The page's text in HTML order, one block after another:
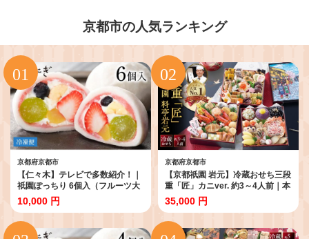
京都市の人気ランキング
京都府京都市
【仁々木】テレビで多数紹介！｜
祇園ぽっちり 6個入（フルーツ大
福/祇をんににぎ）［ 京都 祇園 ス
イーツ お菓子 人気 おすすめ フル
ーツ 果物 くだもの おいしい 可愛
い いちご あまおう ぶどう 栗 ギフ
10,000 円
京都府京都市
【京都祇園 岩元】冷蔵おせち三段
重「匠」カニver. 約3～4人前｜本
格 料亭おせち 毎年完売必至 人気
［ 京都 祇園 老舗 料亭 完売必至の
大人気おせち おすすめ 三段重 3人
4人 2027 正月 お祝い おせち お節
35,000 円